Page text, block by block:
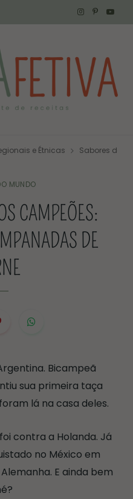
I
t
m
P Y
T
e Étnicas Sabores do
MUNDO
CAMPEÕES:
DE
Bicampeã
sua primeira taça
lá na casa deles.
contra a Holanda. Já
no México em
E ainda bem